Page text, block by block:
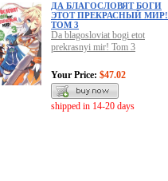
ДА БЛАГОСЛОВЯТ БОГИ
ЭТОТ ПРЕКРАСНЫЙ МИР!
ТОМ 3
Da blagosloviat bogi etot
prekrasnyi mir! Tom 3
Your Price: $47.02
shipped in 14-20 days